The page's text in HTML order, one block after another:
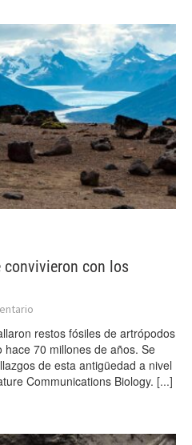
convivieron con los
restos fósiles de artrópodos
70 millones de años. Se
de esta antigüedad a nivel
Communications Biology. [...]